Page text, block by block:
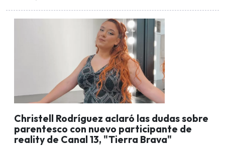
Christell Rodríguez aclaró las dudas sobre
parentesco con nuevo participante de
reality de Canal 13, "Tierra Brava"